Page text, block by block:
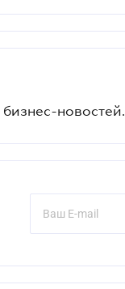
новостей.